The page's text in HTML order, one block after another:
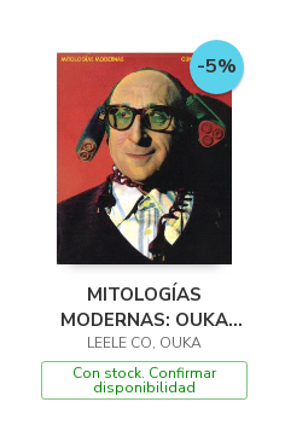
-5%
MITOLOGÍAS
MODERNAS: OUKA
LEELE & CO
LEELE CO, OUKA
Con stock. Confirmar
disponibilidad